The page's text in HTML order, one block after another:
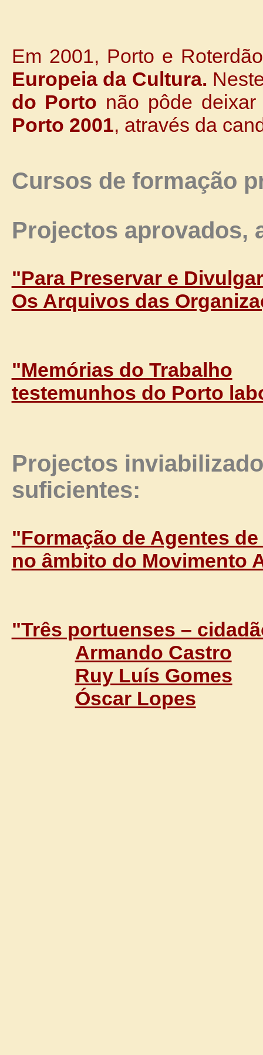
Em 2001, Porto e
Europeia da Cultura.
do Porto não pôde
Porto 2001, através da
Cursos de formação
Projectos aprovados,
"Para Preservar e
Os Arquivos das
"Memórias do Trabalho
testemunhos do Porto
Projectos
suficientes:
"Formação de Agentes
no âmbito do Movimento
"Três portuenses –
Armando Castro
Ruy Luís Gomes
Óscar Lopes